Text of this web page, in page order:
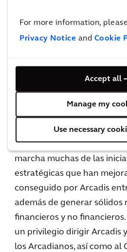
For more information,
Privacy Notice and Cookie
Accept all
Manage my
Use necessary
mismo tiempo la
nuestras recientes
Peter Oosterveer, Director
Arcadis, ha comentado:
nombramiento y estoy
él en la transición. Alan y
estrechamente durante los
y él ha sido fundamental a
marcha muchas de las
estratégicas que han
conseguido por Arcadis
además de generar sólidos
financieros y no
un privilegio dirigir Arcadis
los Arcadianos, así como al